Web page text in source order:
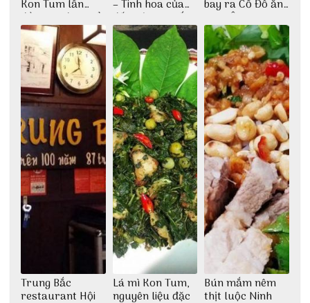
Kon Tum lần
đầu tiên được tổ
chức
– Tinh hoa của
đất trời Tây Bắc
bay ra Cố Đô ăn
Cơm Âm Phủ
Huế
Trung Bắc
restaurant Hội
Lá mì Kon Tum,
nguyên liệu đặc
Bún mắm nêm
thịt luộc Ninh